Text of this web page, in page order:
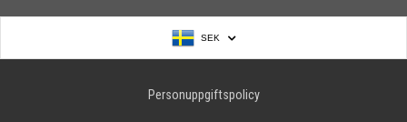
SEK
Personuppgiftspolicy